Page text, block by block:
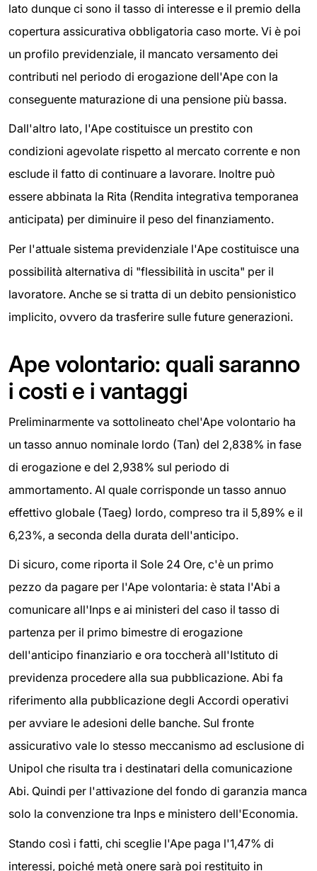
lato dunque ci sono il tasso di interesse e il premio della
copertura assicurativa obbligatoria caso morte. Vi è poi
un profilo previdenziale, il mancato versamento dei
contributi nel periodo di erogazione dell'Ape con la
conseguente maturazione di una pensione più bassa.
Dall'altro lato, l'Ape costituisce un prestito con
condizioni agevolate rispetto al mercato corrente e non
esclude il fatto di continuare a lavorare. Inoltre può
essere abbinata la Rita (Rendita integrativa temporanea
anticipata) per diminuire il peso del finanziamento.
Per l'attuale sistema previdenziale l'Ape costituisce una
possibilità alternativa di "flessibilità in uscita" per il
lavoratore. Anche se si tratta di un debito pensionistico
implicito, ovvero da trasferire sulle future generazioni.
Ape volontario: quali saranno
i costi e i vantaggi
Preliminarmente va sottolineato chel'Ape volontario ha
un tasso annuo nominale lordo (Tan) del 2,838% in fase
di erogazione e del 2,938% sul periodo di
ammortamento. Al quale corrisponde un tasso annuo
effettivo globale (Taeg) lordo, compreso tra il 5,89% e il
6,23%, a seconda della durata dell'anticipo.
Di sicuro, come riporta il Sole 24 Ore, c'è un primo
pezzo da pagare per l'Ape volontaria: è stata l'Abi a
comunicare all'Inps e ai ministeri del caso il tasso di
partenza per il primo bimestre di erogazione
dell'anticipo finanziario e ora toccherà all'Istituto di
previdenza procedere alla sua pubblicazione. Abi fa
riferimento alla pubblicazione degli Accordi operativi
per avviare le adesioni delle banche. Sul fronte
assicurativo vale lo stesso meccanismo ad esclusione di
Unipol che risulta tra i destinatari della comunicazione
Abi. Quindi per l'attivazione del fondo di garanzia manca
solo la convenzione tra Inps e ministero dell'Economia.
Stando così i fatti, chi sceglie l'Ape paga l'1,47% di
interessi, poiché metà onere sarà poi restituito in